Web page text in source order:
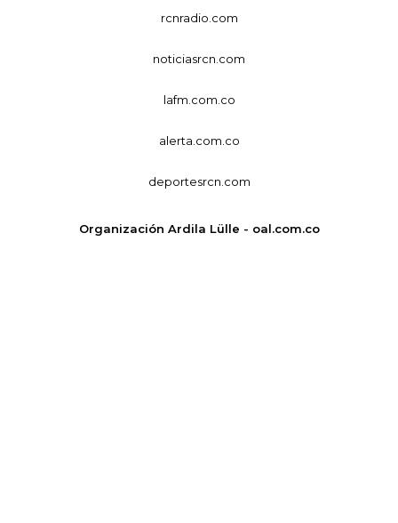
rcnradio.com
noticiasrcn.com
lafm.com.co
alerta.com.co
deportesrcn.com
Organización Ardila Lülle - oal.com.co